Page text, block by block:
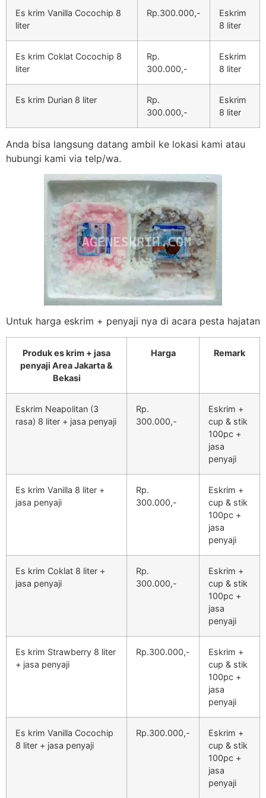
Es krim Vanilla Cocochip 8
liter
Rp.300.000,-
Eskrim
8 liter
Es krim Coklat Cocochip 8
liter
Rp.
300.000,-
Eskrim
8 liter
Es krim Durian 8 liter
Rp.
300.000,-
Eskrim
8 liter
Anda bisa langsung datang ambil ke lokasi kami atau
hubungi kami via telp/wa.
Untuk harga eskrim + penyaji nya di acara pesta hajatan
Produk es krim + jasa
penyaji Area Jakarta &
Bekasi
Harga Remark
Eskrim Neapolitan (3
rasa) 8 liter + jasa penyaji
Rp.
300.000,-
Eskrim +
cup & stik
100pc +
jasa
penyaji
Es krim Vanilla 8 liter +
jasa penyaji
Rp.
300.000,-
Eskrim +
cup & stik
100pc +
jasa
penyaji
Es krim Coklat 8 liter +
jasa penyaji
Rp.
300.000,-
Eskrim +
cup & stik
100pc +
jasa
penyaji
Es krim Strawberry 8 liter
+ jasa penyaji
Rp.300.000,-
Eskrim +
cup & stik
100pc +
jasa
penyaji
Es krim Vanilla Cocochip
8 liter + jasa penyaji
Rp.300.000,-
Eskrim +
cup & stik
100pc +
jasa
penyaji